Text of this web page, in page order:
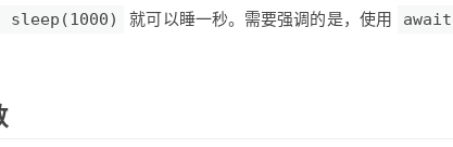
sleep(1000) 就可以睡一秒。需要强调的是，使用